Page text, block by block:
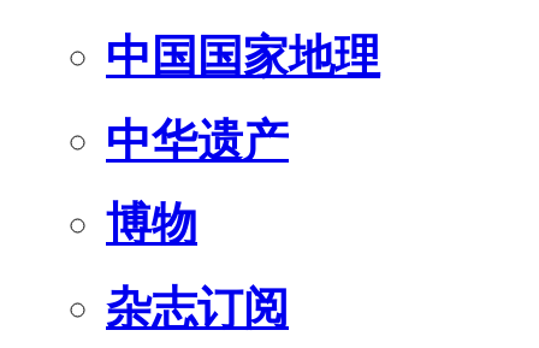
中国国家地理
中华遗产
博物
杂志订阅